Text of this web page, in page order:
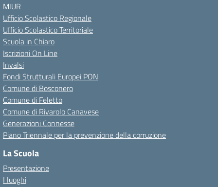
MIUR
Ufficio Scolastico Regionale
Ufficio Scolastico Territoriale
Scuola in Chiaro
Iscrizioni On Line
Invalsi
Fondi Strutturali Europei PON
Comune di Bosconero
Comune di Feletto
Comune di Rivarolo Canavese
Generazioni Connesse
Piano Triennale per la prevenzione della corruzione
La Scuola
Presentazione
I luoghi